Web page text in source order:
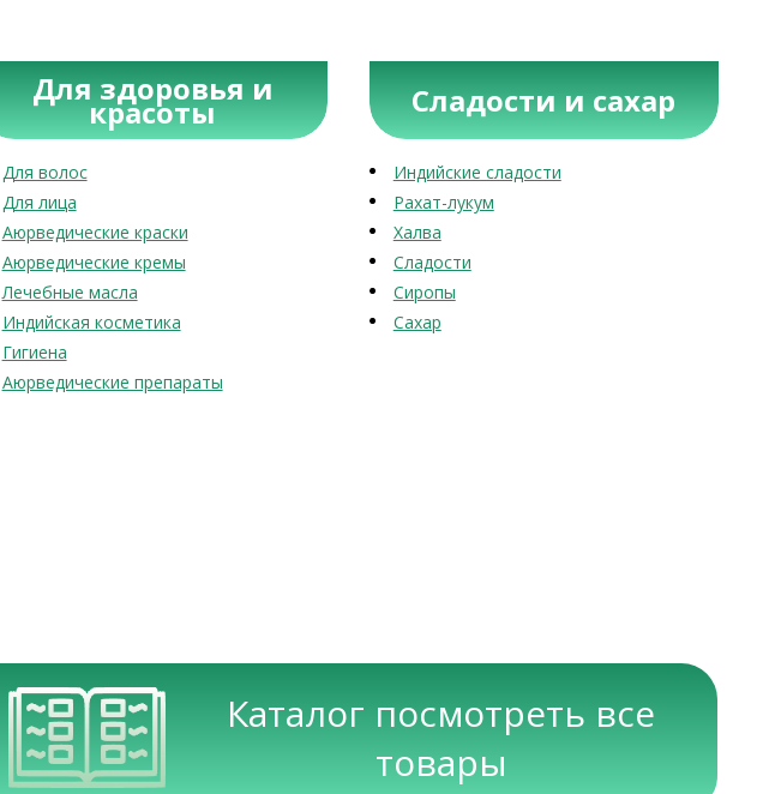
Для здоровья и
красоты
Для волос
Для лица
Аюрведические краски
Аюрведические кремы
Лечебные масла
Индийская косметика
Гигиена
Аюрведические препараты
Сладости и сахар
Индийские сладости
Рахат-лукум
Халва
Сладости
Сиропы
Сахар
Каталог посмотреть все
товары